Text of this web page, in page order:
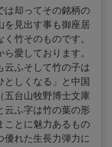
は却ってその銘柄の
を見出す事も御座居
竹そのものです。
愛しております。
云ふそして竹の子は
としくなる」と中国
五台山牧野博士文庫
云ふ字は竹の葉の形
ことに魅力あるもの
優れた生長力弾力に